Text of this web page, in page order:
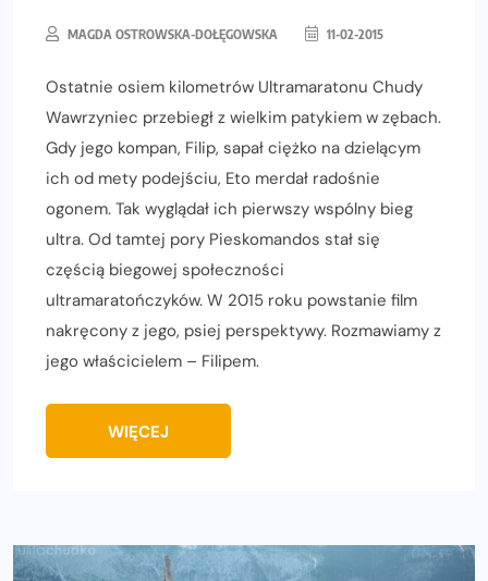
MAGDA OSTROWSKA-DOŁĘGOWSKA 11-02-2015
Ostatnie osiem kilometrów Ultramaratonu Chudy
Wawrzyniec przebiegł z wielkim patykiem w zębach.
Gdy jego kompan, Filip, sapał ciężko na dzielącym
ich od mety podejściu, Eto merdał radośnie
ogonem. Tak wyglądał ich pierwszy wspólny bieg
ultra. Od tamtej pory Pieskomandos stał się
częścią biegowej społeczności
ultramaratończyków. W 2015 roku powstanie film
nakręcony z jego, psiej perspektywy. Rozmawiamy z
jego właścicielem – Filipem.
WIĘCEJ